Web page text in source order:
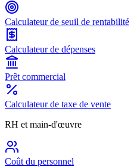
Calculateur de seuil de rentabilité
Calculateur de dépenses
Prêt commercial
Calculateur de taxe de vente
RH et main-d'œuvre
Coût du personnel